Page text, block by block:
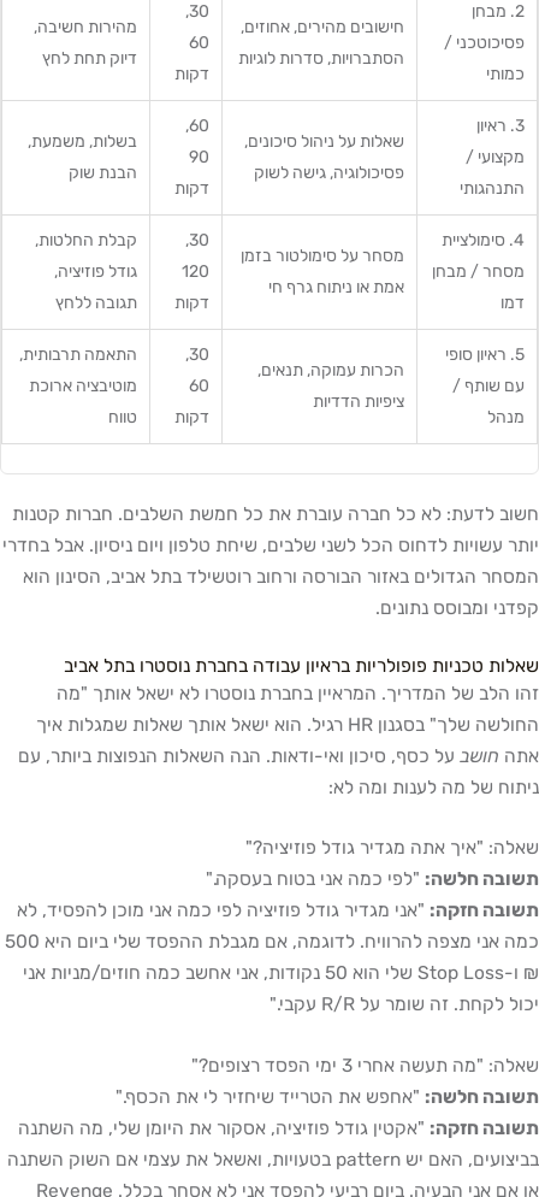
2. מבחן
פסיכוטכני /
כמותי
חישובים מהירים, אחוזים,
הסתברויות, סדרות לוגיות
30,
60
דקות
מהירות חשיבה,
דיוק תחת לחץ
3. ראיון
מקצועי /
התנהגותי
שאלות על ניהול סיכונים,
פסיכולוגיה, גישה לשוק
60,
90
דקות
בשלות, משמעת,
הבנת שוק
4. סימולציית
מסחר / מבחן
דמו
מסחר על סימולטור בזמן
אמת או ניתוח גרף חי
30,
120
דקות
קבלת החלטות,
גודל פוזיציה,
תגובה ללחץ
5. ראיון סופי
עם שותף /
מנהל
הכרות עמוקה, תנאים,
ציפיות הדדיות
30,
60
דקות
התאמה תרבותית,
מוטיבציה ארוכת
טווח
חשוב לדעת: לא כל חברה עוברת את כל חמשת השלבים. חברות קטנות
יותר עשויות לדחוס הכל לשני שלבים, שיחת טלפון ויום ניסיון. אבל בחדרי
המסחר הגדולים באזור הבורסה ורחוב רוטשילד בתל אביב, הסינון הוא
קפדני ומבוסס נתונים.
שאלות טכניות פופולריות בראיון עבודה בחברת נוסטרו בתל אביב
זהו הלב של המדריך. המראיין בחברת נוסטרו לא ישאל אותך "מה
החולשה שלך" בסגנון HR רגיל. הוא ישאל אותך שאלות שמגלות איך
אתה חושב על כסף, סיכון ואי-ודאות. הנה השאלות הנפוצות ביותר, עם
ניתוח של מה לענות ומה לא:
שאלה: "איך אתה מגדיר גודל פוזיציה?"
תשובה חלשה: "לפי כמה אני בטוח בעסקה."
תשובה חזקה: "אני מגדיר גודל פוזיציה לפי כמה אני מוכן להפסיד, לא
כמה אני מצפה להרוויח. לדוגמה, אם מגבלת ההפסד שלי ביום היא 500
₪ ו-Stop Loss שלי הוא 50 נקודות, אני אחשב כמה חוזים/מניות אני
יכול לקחת. זה שומר על R/R עקבי."
שאלה: "מה תעשה אחרי 3 ימי הפסד רצופים?"
תשובה חלשה: "אחפש את הטרייד שיחזיר לי את הכסף."
תשובה חזקה: "אקטין גודל פוזיציה, אסקור את היומן שלי, מה השתנה
בביצועים, האם יש pattern בטעויות, ואשאל את עצמי אם השוק השתנה
או אם אני הבעיה. ביום רביעי להפסד אני לא אסחר בכלל. Revenge